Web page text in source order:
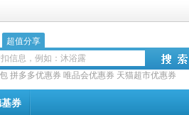
超值分享
拼多多优惠券 唯品会优惠券 天猫超市优惠券
券